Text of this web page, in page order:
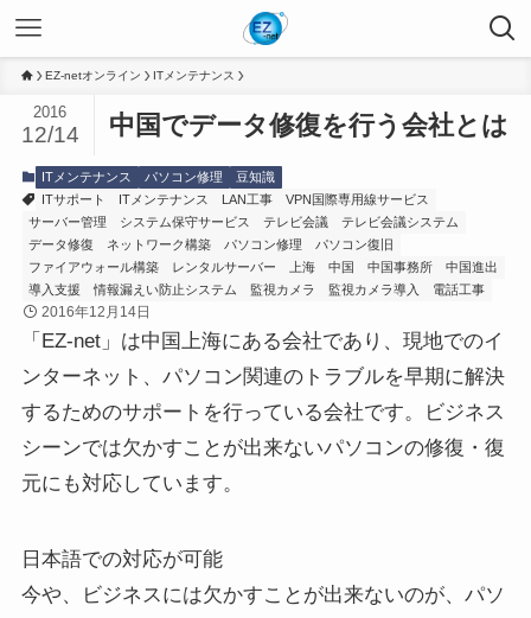
EZ-netオンライン ITメンテナンス
中国でデータ修復を行う会社とは
2016
12/14
ITメンテナンス パソコン修理
豆知識
ITサポート
ITメンテナンス LAN工事
VPN国際専用線サービス
サーバー管理
システム保守サービス テレビ会議
テレビ会議システム
データ修復
ネットワーク構築 パソコン修理
パソコン復旧
ファイアウォール構築
レンタルサーバー 上海 中国 中国事務所
中国進出
導入支援
情報漏えい防止システム 監視カメラ 監視カメラ導入 電話工事
2016年12月14日
「EZ-net」は中国上海にある会社であり、現地でのイ
ンターネット、パソコン関連のトラブルを早期に解決
するためのサポートを行っている会社です。ビジネス
シーンでは欠かすことが出来ないパソコンの修復・復
元にも対応しています。
日本語での対応が可能
今や、ビジネスには欠かすことが出来ないのが、パソ